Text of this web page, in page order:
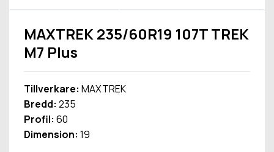
MAXTREK 235/60R19 107T TREK
M7 Plus
Tillverkare: MAXTREK
Bredd: 235
Profil: 60
Dimension: 19